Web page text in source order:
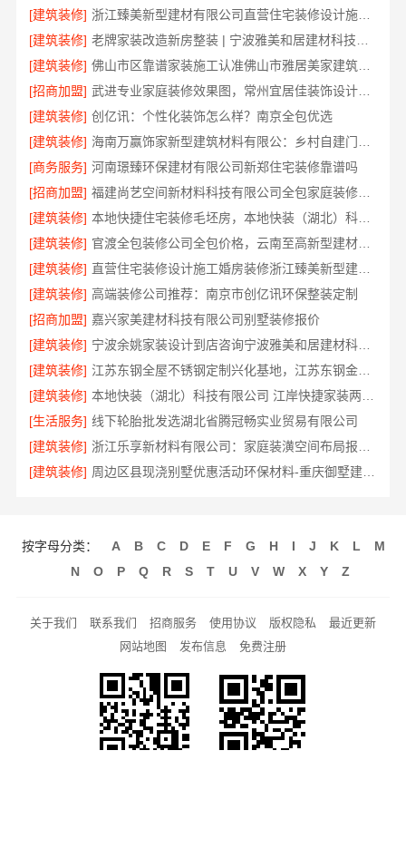
[建筑装修]
浙江臻美新型建材有限公司直营住宅装修设计施工婚房
[建筑装修]
[建筑装修]
佛山市区靠谱家装施工认准佛山市雅居美家建筑装饰工程有限公司
[招商加盟]
武进专业家庭装修效果图，常州宜居佳装饰设计精选
[建筑装修] 创亿讯：个性化装饰怎么样？南京全包优选
[建筑装修]
[商务服务] 河南璟臻环保建材有限公司新郑住宅装修靠谱吗
[招商加盟]
福建尚艺空间新材料科技有限公司全包家庭装修口碑优选口碑之选
[建筑装修]
本地快捷住宅装修毛坯房，本地快装（湖北）科技有限公司透明报价
[建筑装修]
官渡全包装修公司全包价格，云南至高新型建材有限公司闭口合同
[建筑装修]
直营住宅装修设计施工婚房装修浙江臻美新型建材有限公司
[建筑装修] 高端装修公司推荐：南京市创亿讯环保整装定制
[招商加盟] 嘉兴家美建材科技有限公司别墅装修报价
[建筑装修]
宁波余姚家装设计到店咨询宁波雅美和居建材科技有限公司
[建筑装修]
江苏东钢全屋不锈钢定制兴化基地，江苏东钢金属科技有限公司
[建筑装修]
本地快装（湖北）科技有限公司 江岸快捷家装两房一厅透明报价省心入住
[生活服务] 线下轮胎批发选湖北省腾冠畅实业贸易有限公司
[建筑装修]
[建筑装修]
周边区县现浇别墅优惠活动环保材料-重庆御墅建筑材料有限公司
按字母分类： A B C D E F G H I J K L
M
N
O P Q R S T U V W X Y Z
关于我们 联系我们 招商服务 使用协议 版权隐私
最近更新
网站地图
发布信息 免费注册